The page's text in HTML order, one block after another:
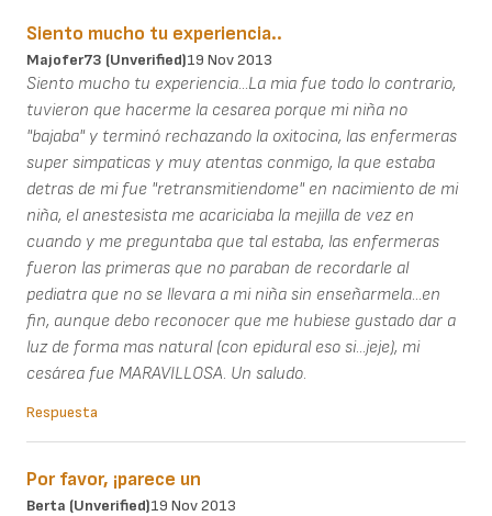
Siento mucho tu experiencia..
Majofer73 (unverified)19 Nov 2013
Siento mucho tu experiencia...La mia fue todo lo contrario,
tuvieron que hacerme la cesarea porque mi niña no
"bajaba" y terminó rechazando la oxitocina, las enfermeras
super simpaticas y muy atentas conmigo, la que estaba
detras de mi fue "retransmitiendome" en nacimiento de mi
niña, el anestesista me acariciaba la mejilla de vez en
cuando y me preguntaba que tal estaba, las enfermeras
fueron las primeras que no paraban de recordarle al
pediatra que no se llevara a mi niña sin enseñarmela...en
fin, aunque debo reconocer que me hubiese gustado dar a
luz de forma mas natural (con epidural eso si...jeje), mi
cesárea fue MARAVILLOSA. Un saludo.
Respuesta
Por favor, ¡parece un
Berta (unverified)19 Nov 2013